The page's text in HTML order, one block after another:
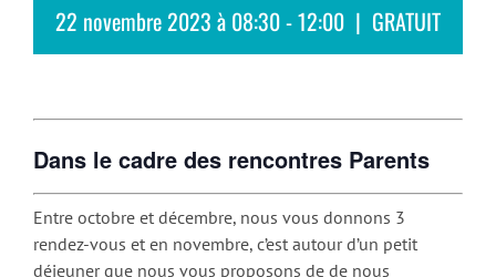
22 novembre 2023 à 08:30-12:00 | GRATUIT
Dans le cadre des rencontres Parents
Entre octobre et décembre, nous vous donnons 3
rendez-vous et en novembre, c’est autour d’un petit
déjeuner que nous vous proposons de de nous